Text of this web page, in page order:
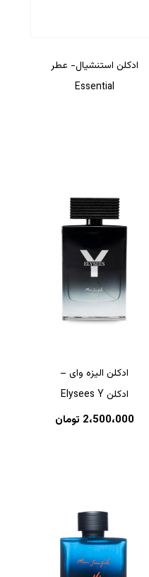
ادکلن استنشیال- عطر
Essential
ادکلن الیزه وای –
ادکلن Elysees Y
2،500،000 تومان